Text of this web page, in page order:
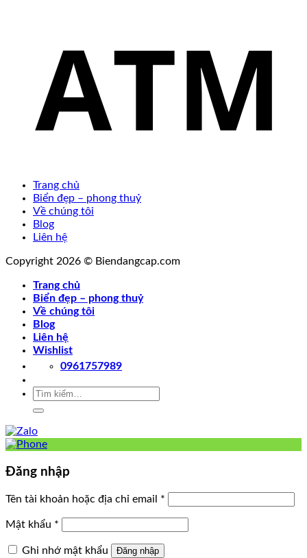
Trang chủ
Biển đẹp – phong thuỷ
Về chúng tôi
Blog
Liên hệ
Copyright 2026 © Biendangcap.com
Trang chủ
Biển đẹp – phong thuỷ
Về chúng tôi
Blog
Liên hệ
Wishlist
0961757989
Tìm
Đăng nhập
Tên tài khoản hoặc địa chỉ email *
Mật khẩu *
Ghi nhớ mật khẩu Đăng nhập